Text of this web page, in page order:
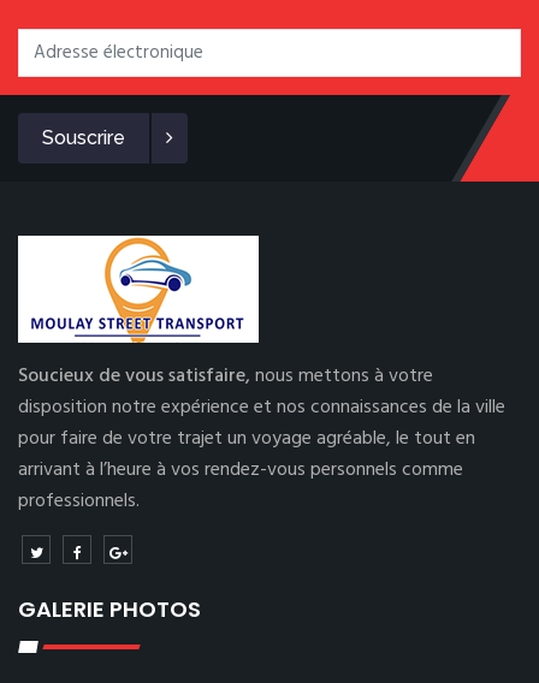
Souscrire
Soucieux de vous satisfaire,nous mettons à votre
disposition notre expérience et nos connaissances de la ville
pour faire de votre trajet un voyage agréable, le tout en
arrivant à l’heure à vos rendez-vous personnels comme
professionnels.
GALERIE PHOTOS